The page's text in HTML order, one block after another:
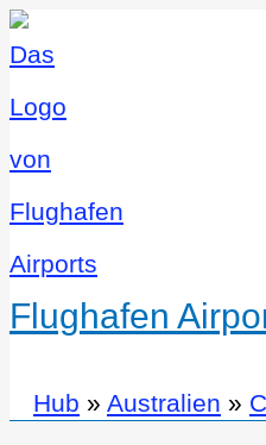
Flughafen
Hub » Australien »